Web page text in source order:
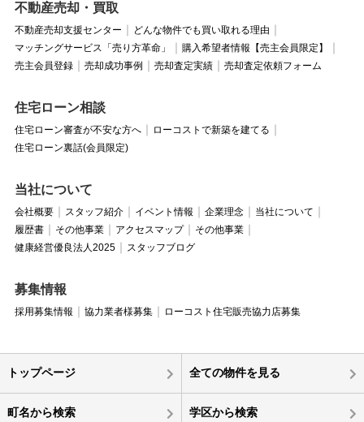
不動産売却・買取
不動産売却支援センター
どんな物件でも買い取れる理由
マッチングサービス「売り方革命」
購入希望者情報【売主会員限定】
売主会員登録
売却成功事例 売却査定実績 売却査定依頼フォーム
住宅ローン相談
住宅ローン審査が不安な方へ
ローコストで新築を建てる
住宅ローン裏話(会員限定)
当社について
会社概要 スタッフ紹介 イベント情報 企業理念
当社について
履歴書
その他事業 アクセスマップ
その他事業
健康経営優良法人2025
スタッフブログ
募集情報
採用募集情報 協力業者様募集 ローコスト住宅販売協力店募集
トップページ 全ての物件を見る
町名から検索 学区から検索